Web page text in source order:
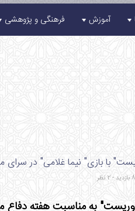
آموزش فرهنگی و پژوهشی
با بازی" نیما غلامی" در